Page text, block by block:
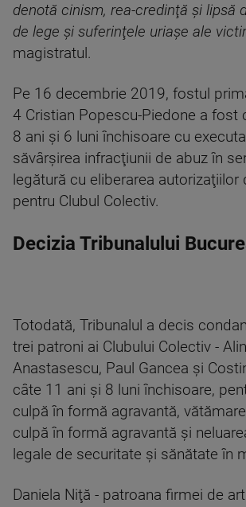
denotă cinism, rea-credinţă şi lipsă
de lege şi suferinţele uriaşe ale
magistratul.
Pe 16 decembrie 2019, fostul
4 Cristian Popescu-Piedone a fost
8 ani şi 6 luni închisoare cu
săvârşirea infracţiunii de abuz în
legătură cu eliberarea autorizaţiilor
pentru Clubul Colectiv.
Decizia Tribunalului
Totodată, Tribunalul a decis
trei patroni ai Clubului Colectiv -
Anastasescu, Paul Gancea şi
câte 11 ani şi 8 luni închisoare,
culpă în formă agravantă,
culpă în formă agravantă şi
legale de securitate şi sănătate în
Daniela Niţă - patroana firmei de